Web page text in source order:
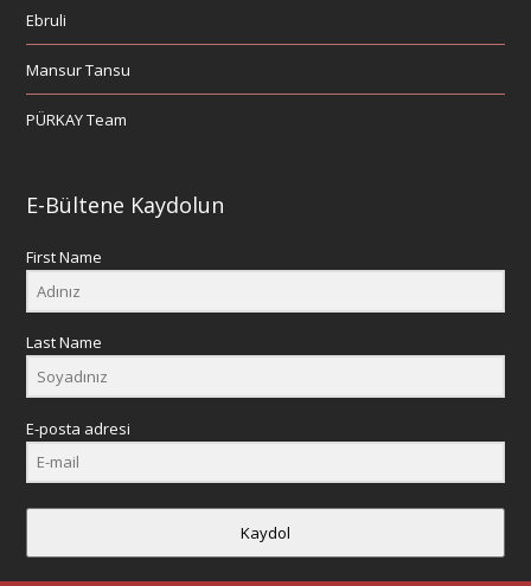
Ebruli
Mansur Tansu
PÜRKAY Team
E-Bültene Kaydolun
First Name
Last Name
E-posta adresi
Kaydol